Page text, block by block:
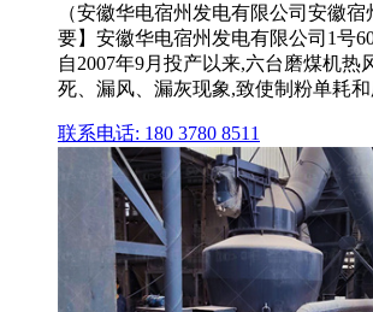
（安徽华电宿州发电有限公司安徽宿
要】安徽华电宿州发电有限公司1号
自2007年9月投产以来,六台磨煤机热
死、漏风、漏灰现象,致使制粉单耗和
联系电话: 180 3780 8511